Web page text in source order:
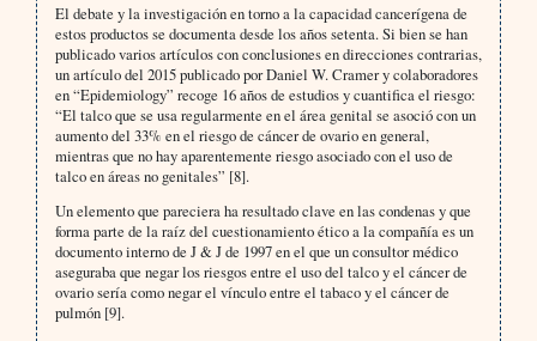
El debate y la investigación en torno a la capacidad cancerígena de
estos productos se documenta desde los años setenta. Si bien se han
publicado varios artículos con conclusiones en direcciones contrarias,
un artículo del 2015 publicado por Daniel W. Cramer y colaboradores
en “Epidemiology” recoge 16 años de estudios y cuantifica el riesgo:
“El talco que se usa regularmente en el área genital se asoció con un
aumento del 33% en el riesgo de cáncer de ovario en general,
mientras que no hay aparentemente riesgo asociado con el uso de
talco en áreas no genitales” [8].
Un elemento que pareciera ha resultado clave en las condenas y que
forma parte de la raíz del cuestionamiento ético a la compañía es un
documento interno de J & J de 1997 en el que un consultor médico
aseguraba que negar los riesgos entre el uso del talco y el cáncer de
ovario sería como negar el vínculo entre el tabaco y el cáncer de
pulmón [9].